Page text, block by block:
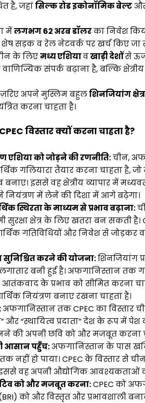
है, जहांसिल्क रोड इकोनॉमिक बेल्ट
मेंलगभग 62 अरब डॉलरका निवेश
सड़क व रेल नेटवर्क पर खर्च किए जा
के लिएमध्य एशियावखाड़ी देशोंसे
संपर्क बढ़ाना है, बल्कि
अपने मुस्लिम बहुलशिनजियांग क्षेत्र
करना चाहता है।
विस्तार क्यों करना चाहता है?
एशिया को जोड़ने की रणनीति:चीन,
गलियारा तैयार करना चाहता है,
बनाए। इससे वह क्षेत्रीय व्यापार में
नियंत्रण में लेने की दिशा में आगे बढ़ेगा।
स्थिरता के माध्यम से प्रभाव बढ़ाना:
सुरक्षा क्षेत्र के लिए खतरा बन सकती है।
गतिविधियों और निवेश से जोड़कर
सुनिश्चित करने की योजना:शिनजियांग
बनी हुई है। अफगानिस्तान तक
आतंकवाद के प्रभाव को सीमित करना
नियंत्रण बनाए रखना चाहता है।
अफगानिस्तान तक CPEC का विस्तार
“स्थायित्व प्रदाता” देश के रूप में पेश
की अपनी छवि को और मजबूत करना
आसान पहुँच:अफगानिस्तान के पास
नहीं हो पाया। CPEC के विस्तार से
वह अपनी औद्योगिक आवश्यकताओं
को और मजबूत करना:CPEC को
को और विस्तृत और प्रभावशाली